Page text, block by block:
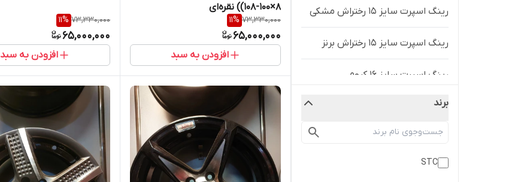
رینگ اسپرت سایز ۱۵ رختراش مشکی
رینگ اسپرت سایز ۱۵ رختراش برنز
رینگ اسپرت سایز ۱۶ کروم
رینگ اسپرت سایز ۱۶ ۰۵ نقره‌اي
رختراش مشکی
برند
STC
(۱۰۸-۱۰۰×۸) نقره‌ای
73,330,000
11%
65,000,000
افزودن به سبد
73,330,000
11%
65,000,000
افزودن به سبد